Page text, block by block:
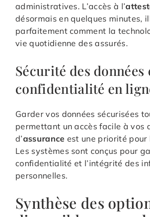
administratives. L’accès à l’
désormais en quelques minutes,
parfaitement comment la
vie quotidienne des assurés.
Sécurité des données
confidentialité en
Garder vos données sécurisées
permettant un accès facile à vos
d’assurance est une priorité pour
Les systèmes sont conçus pour
confidentialité et l’intégrité des
personnelles.
Synthèse des